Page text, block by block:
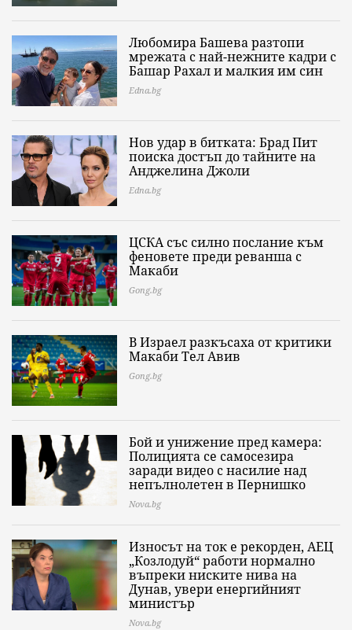
Любомира Башева разтопи
мрежата с най-нежните кадри с
Башар Рахал и малкия им син
Edna.bg
Нов удар в битката: Брад Пит
поиска достъп до тайните на
Анджелина Джоли
Edna.bg
ЦСКА със силно послание към
феновете преди реванша с
Макаби
Gong.bg
В Израел разкъсаха от критики
Макаби Тел Авив
Gong.bg
Бой и унижение пред камера:
Полицията се самосезира
заради видео с насилие над
непълнолетен в Пернишко
Nova.bg
Износът на ток е рекорден, АЕЦ
„Козлодуй“ работи нормално
въпреки ниските нива на
Дунав, увери енергийният
министър
Nova.bg